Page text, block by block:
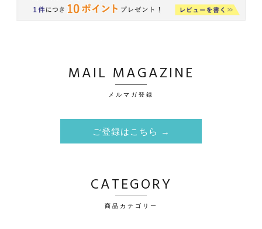
MAIL MAGAZINE
メルマガ登録
ご登録はこちら →
CATEGORY
商品カテゴリー